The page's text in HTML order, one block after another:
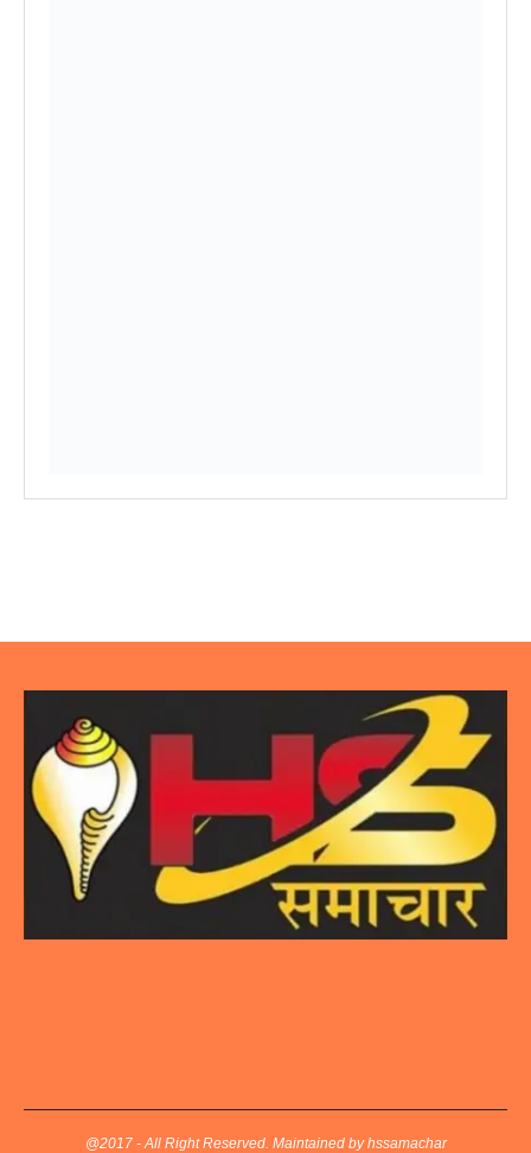
@2017 - All Right Reserved. Maintained by hssamachar